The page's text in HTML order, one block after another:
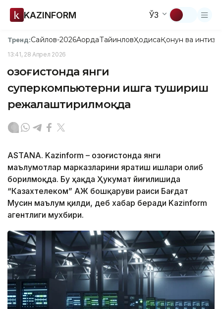
KAZINFORM ЎЗ
Тренд:Сайлов-2026АқордаТайинловҲодисаҚонун ва
13:41, 28 Апрел 2026
Қозоғистонда янги
суперкомпьютерни ишга тушириш
режалаштирилмоқда
ASTANA. Kazinform – Қозоғистонда янги
маълумотлар марказларини яратиш ишлари олиб
борилмоқда. Бу ҳақда Ҳукумат йиғилишида
“Казахтелеком” АЖ бошқаруви раиси Бағдат
Мусин маълум қилди, деб хабар беради Kazinform
агентлиги мухбири.